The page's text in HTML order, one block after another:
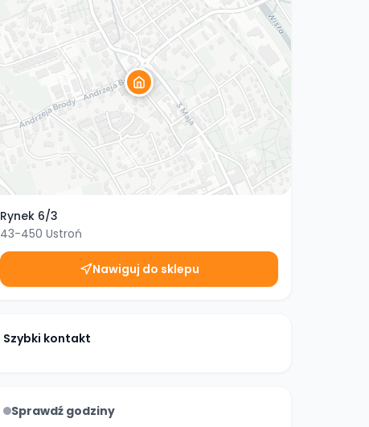
Rynek 6/3
43-450 Ustroń
Nawiguj do sklepu
Szybki kontakt
Sprawdź godziny